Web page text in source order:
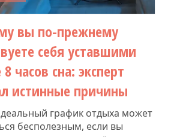
вы по-прежнему
себя уставшими
8 часов сна: эксперт
истинные причины
график отдыха может
бесполезным, если вы